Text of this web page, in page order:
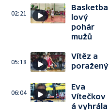
02:21
Basketba
lový
pohár
mužů
05:18
Vítěz a
poražený
06:04
Eva
Vítečkov
á vyhrála